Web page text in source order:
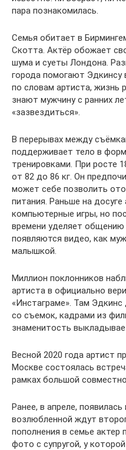
пара познакомилась.
Семья обитает в
Скотта. Актёр обожает
шума и суеты Лондона.
города помогают Эдкинсу
по словам артиста,
знают мужчину с ранних
«зазвездиться».
В перерывах между
поддерживает тело в
тренировками. При росте
от 82 до 86 кг. Он
может себе позволить
питания. Раньше на
компьютерные игры, но
времени уделяет
появляются видео, как
малышкой.
Миллион поклонников
артиста в официально
«Инстаграме». Там
со съемок, кадрами из
знаменитость
Весной 2020 года артист
Москве состоялась
рамках большой
Ранее, в апреле,
возлюбленной ждут
пополнения в семье
фото с супругой, у